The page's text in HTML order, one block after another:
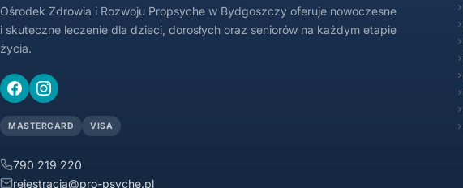
Ośrodek Zdrowia i Rozwoju Propsyche w Bydgoszczy oferuje nowoczesne
i skuteczne leczenie dla dzieci, dorosłych oraz seniorów na każdym etapie
życia.
MASTERCARD VISA
790 219 220
rejestracja@pro-psyche.pl